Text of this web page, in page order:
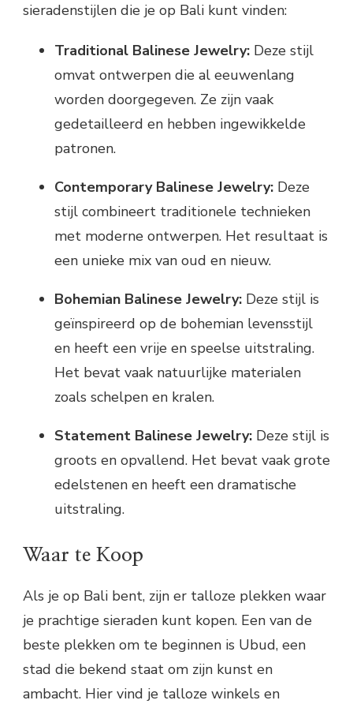
sieradenstijlen die je op Bali kunt vinden:
Traditional Balinese Jewelry: Deze stijl
omvat ontwerpen die al eeuwenlang
worden doorgegeven. Ze zijn vaak
gedetailleerd en hebben ingewikkelde
patronen.
Contemporary Balinese Jewelry: Deze
stijl combineert traditionele technieken
met moderne ontwerpen. Het resultaat is
een unieke mix van oud en nieuw.
Bohemian Balinese Jewelry: Deze stijl is
geïnspireerd op de bohemian levensstijl
en heeft een vrije en speelse uitstraling.
Het bevat vaak natuurlijke materialen
zoals schelpen en kralen.
Statement Balinese Jewelry: Deze stijl is
groots en opvallend. Het bevat vaak grote
edelstenen en heeft een dramatische
uitstraling.
Waar te Koop
Als je op Bali bent, zijn er talloze plekken waar
je prachtige sieraden kunt kopen. Een van de
beste plekken om te beginnen is Ubud, een
stad die bekend staat om zijn kunst en
ambacht. Hier vind je talloze winkels en